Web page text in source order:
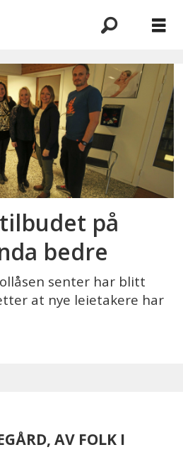
på
bedre
senter har blitt
at nye leietakere har
AV FOLK I